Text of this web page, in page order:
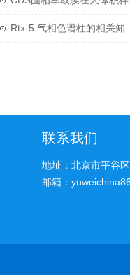
品前处理中的技术应用
Rtx-5 气相色谱柱的相关知
联系我们
地址：北京市平谷
邮箱：